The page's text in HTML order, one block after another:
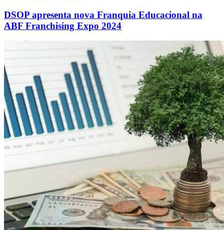
DSOP apresenta nova Franquia Educacional na
ABF Franchising Expo 2024